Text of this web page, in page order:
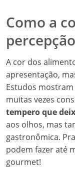
Como a
A cor dos
apresentação,
Estudos
muitas vezes
tempero que
aos olhos, mas
gastronômica.
podem fazer até
gourmet!